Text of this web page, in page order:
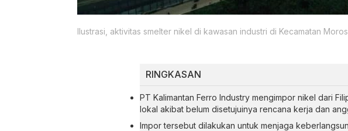
Ilustrasi, aktivitas smelter nikel di kawasan industri di Kecamatan
RINGKASAN
PT Kalimantan Ferro Industry mengimpor nikel dari
lokal akibat belum disetujuinya rencana kerja dan
Impor tersebut dilakukan untuk menjaga